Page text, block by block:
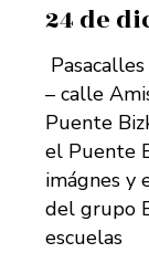
24 de
– calle
Puente
el Puente
imágnes y
del grupo
escuelas